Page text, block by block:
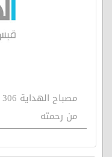
من رحمته